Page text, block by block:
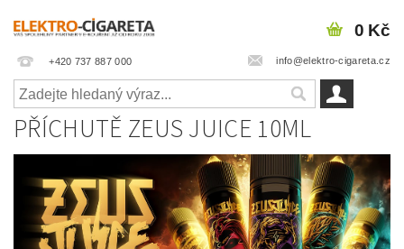
+420 737 887 000 info@elektro-cigareta.cz
0 Kč
PŘÍCHUTĚ ZEUS JUICE 10ML